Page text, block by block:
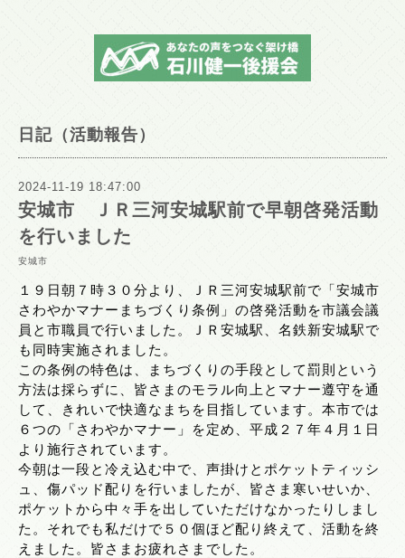
日記（活動報告）
2024-11-19 18:47:00
安城市 ＪＲ三河安城駅前で早朝啓発活動
を行いました
安城市
１９日朝７時３０分より、ＪＲ三河安城駅前で「安城市
さわやかマナーまちづくり条例」の啓発活動を市議会議
員と市職員で行いました。ＪＲ安城駅、名鉄新安城駅で
も同時実施されました。
この条例の特色は、まちづくりの手段として罰則という
方法は採らずに、皆さまのモラル向上とマナー遵守を通
して、きれいで快適なまちを目指しています。本市では
６つの「さわやかマナー」を定め、平成２７年４月１日
より施行されています。
今朝は一段と冷え込む中で、声掛けとポケットティッシ
ュ、傷パッド配りを行いましたが、皆さま寒いせいか、
ポケットから中々手を出していただけなかったりしまし
た。それでも私だけで５０個ほど配り終えて、活動を終
えました。皆さまお疲れさまでした。